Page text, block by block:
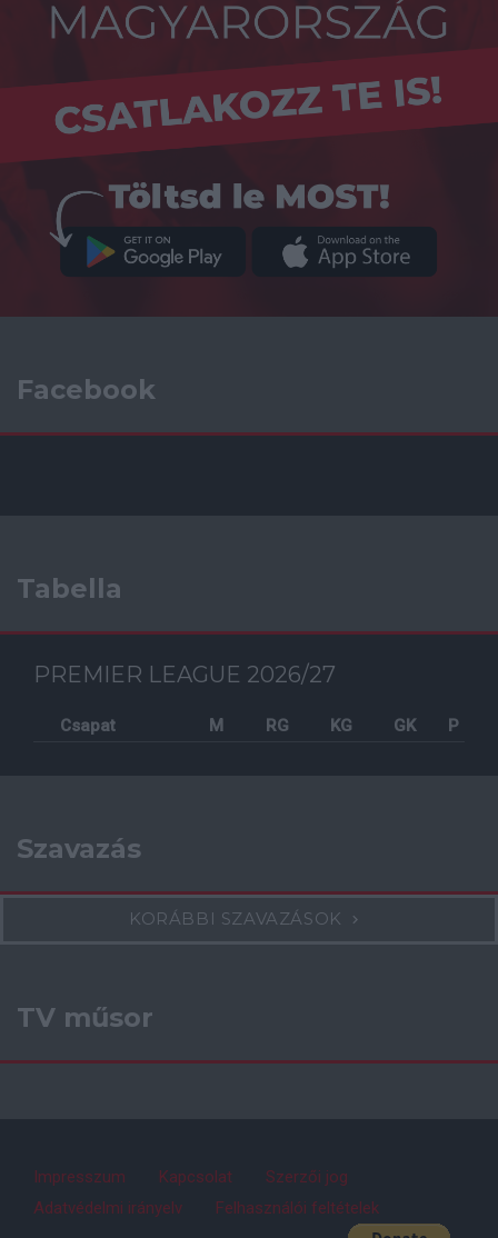
Facebook
Tabella
PREMIER LEAGUE 2026/27
Csapat M RG KG GK P
Szavazás
KORÁBBI SZAVAZÁSOK
TV műsor
Impresszum Kapcsolat
Szerzői jog
Adatvédelmi irányelv
Felhasználói feltételek